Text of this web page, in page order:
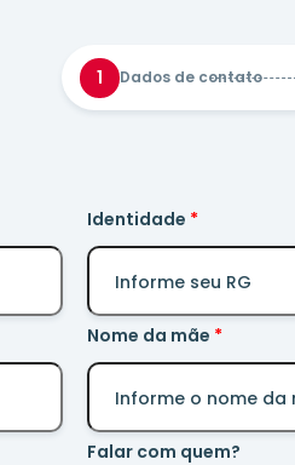
1 Dados de contato
Identidade
Nome da mãe
Falar com quem?